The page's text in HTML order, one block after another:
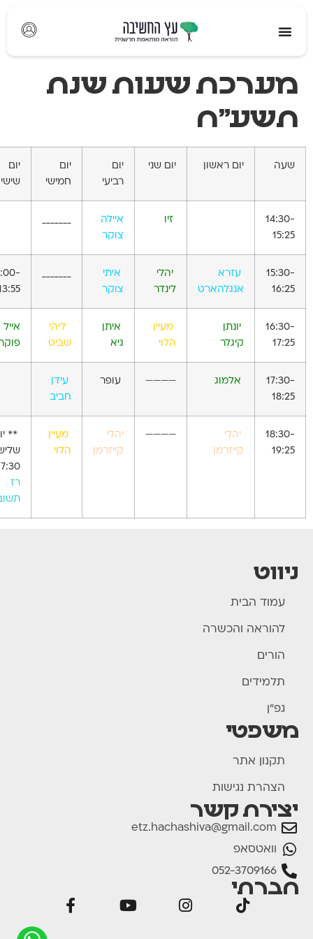
מערכת שעות שנת
תשע"ח
שעה יום ראשון יום שני
יום
רביעי
יום
חמישי
יום
שישי
14:30-
15:25
זיו
איילה
צוקר
15:30-
16:25
עזרא
אנגלהארט
יהלי
לינדר
איתי
צוקר
16:30-
17:25
יונתן
קיגלר
מעיין
הלוי
איתן
גיא
ליהי
שביט
אייל
17:30-
18:25
אלמוג ———— עופר
עידן
חביב
18:30-
19:25
יהלי
קייזרמן
————
יהלי
קייזרמן
מעיין
הלוי
**
רז
ניווט
עמוד הבית
להוראה והכשרה
הורים
תלמידים
גפ"ן
משפטי
תקנון אתר
הצהרת נגישות
יצירת קשר
etz.hachashiva@gmail.com
וואטסאפ
052-3709166
חברתי